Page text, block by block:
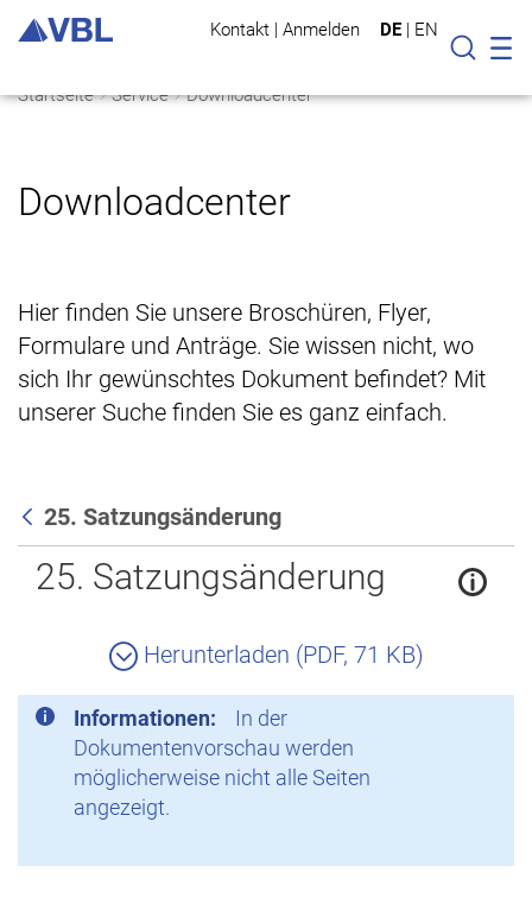
Kontakt | Anmelden DE | EN
Suche
Startseite Service Downloadcenter
Downloadcenter
Hier finden Sie unsere Broschüren, Flyer,
Formulare und Anträge. Sie wissen nicht, wo
sich Ihr gewünschtes Dokument befindet? Mit
unserer Suche finden Sie es ganz einfach.
Zurück
25. Satzungsänderung
25. Satzungsänderung
Herunterladen (PDF, 71 KB)
Informationen:
In der
Dokumentenvorschau werden
möglicherweise nicht alle Seiten
angezeigt.